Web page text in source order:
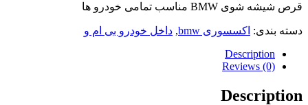
قرص شیشه شوی BMW مناسب تمامی خودرو ها
دسته بندی: اکسسوری bmw , داخل خودرو بی ام و
Description
Reviews (0)
Description